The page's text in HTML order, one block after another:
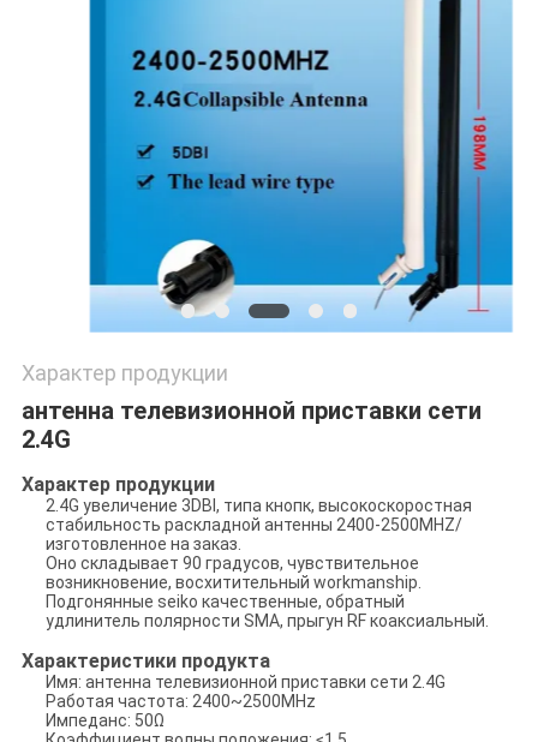
Характер продукции
антенна телевизионной приставки сети
2.4G
Характер продукции
2.4G увеличение 3DBI, типа кнопк, высокоскоростная
стабильность раскладной антенны 2400-2500MHZ/
изготовленное на заказ.
Оно складывает 90 градусов, чувствительное
возникновение, восхитительный workmanship.
Подгонянные seiko качественные, обратный
удлинитель полярности SMA, прыгун RF коаксиальный.
Характеристики продукта
Имя: антенна телевизионной приставки сети 2.4G
Работая частота: 2400~2500MHz
Импеданс: 50Ω